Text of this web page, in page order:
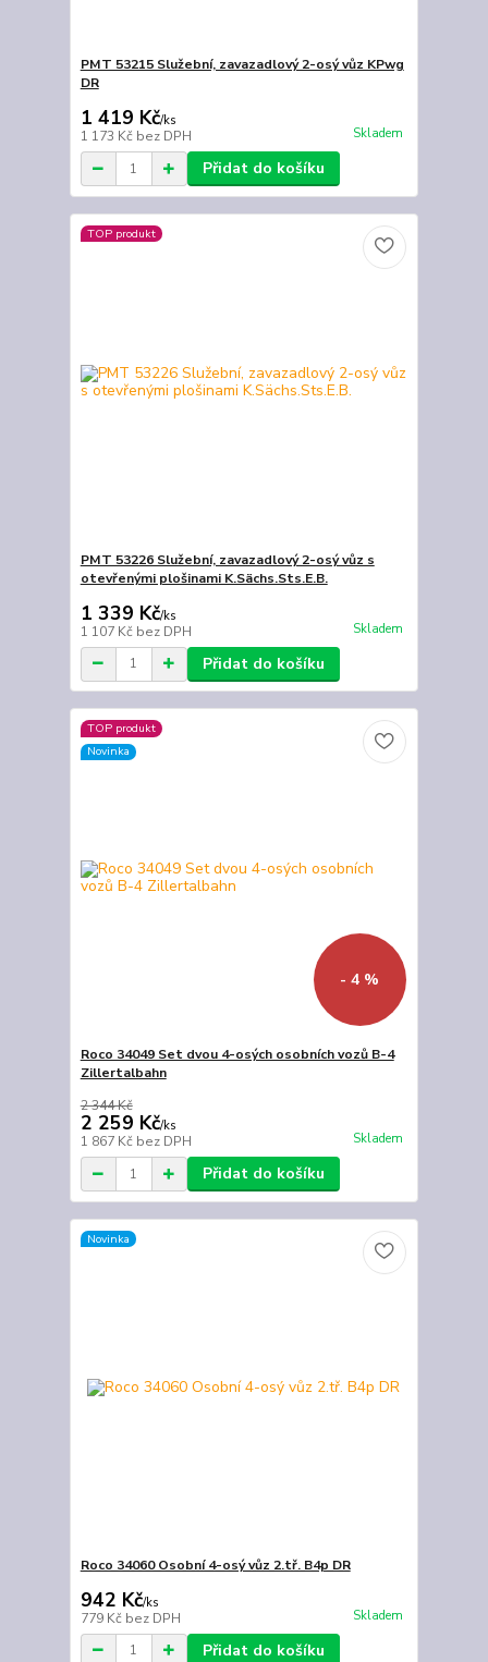
PMT 53215 Služební, zavazadlový 2-osý vůz KPwg
DR
1 419 Kč/ks
1 173 Kč bez DPH Skladem
Přidat do košíku
TOP produkt
PMT 53226 Služební, zavazadlový 2-osý vůz s
otevřenými plošinami K.Sächs.Sts.E.B.
1 339 Kč/ks
1 107 Kč bez DPH Skladem
Přidat do košíku
TOP produkt
Novinka
- 4 %
Roco 34049 Set dvou 4-osých osobních vozů B-4
Zillertalbahn
2 344 Kč
2 259 Kč/ks
1 867 Kč bez DPH Skladem
Přidat do košíku
Novinka
Roco 34060 Osobní 4-osý vůz 2.tř. B4p DR
942 Kč/ks
779 Kč bez DPH Skladem
Přidat do košíku